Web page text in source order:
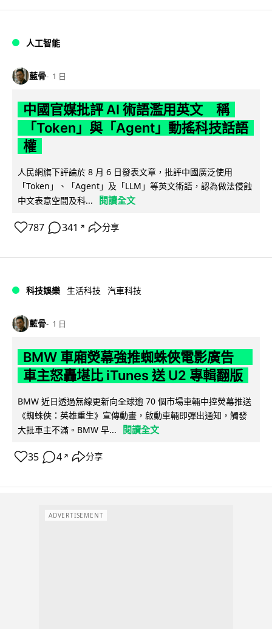
人工智能
藍骨 1 日
中國官媒批評 AI 術語濫用英文 稱
「Token」與「Agent」動搖科技話語
權
人民網旗下評論於 8 月 6 日發表文章，批評中國廣泛使用
「Token」、「Agent」及「LLM」等英文術語，認為做法侵蝕
中文表意空間及科...
閱讀全文
787 341 ↗ 分享
科技娛樂 生活科技 汽車科技
藍骨 1 日
BMW 車廂熒幕強推蜘蛛俠電影廣告
車主怒轟堪比 iTunes 送 U2 專輯翻版
BMW 近日透過無線更新向全球逾 70 個市場車輛中控熒幕推送
《蜘蛛俠：英雄重生》宣傳動畫，啟動車輛即彈出通知，觸發
大批車主不滿。BMW 早...
閱讀全文
35 4 ↗ 分享
ADVERTISEMENT